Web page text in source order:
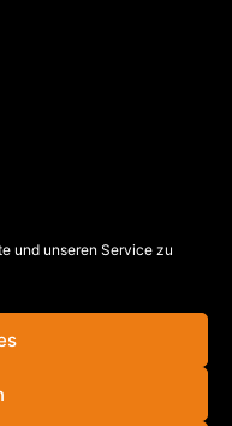
und unseren Service zu